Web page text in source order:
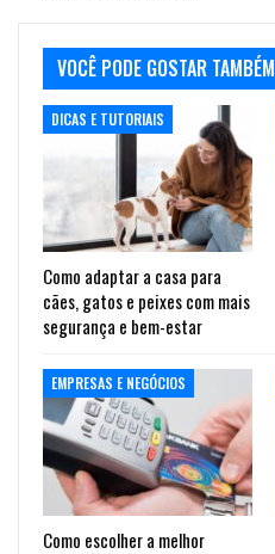
VOCÊ PODE GOSTAR TAMBÉM
DICAS E TUTORIAIS
Como adaptar a casa para
cães, gatos e peixes com mais
segurança e bem-estar
EMPRESAS E NEGÓCIOS
Como escolher a melhor